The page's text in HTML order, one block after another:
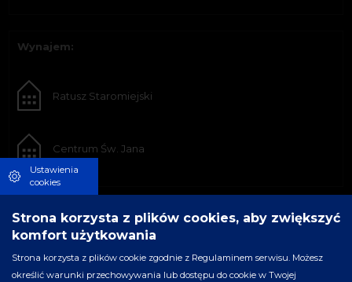
Wynajem:
Ratusz Staromiejski
Centrum Św. Jana
Ustawienia
cookies
Strona korzysta z plików cookies, aby zwiększyć
komfort użytkowania
Strona korzysta z plików cookie zgodnie z Regulaminem serwisu. Możesz
określić warunki przechowywania lub dostępu do cookie w Twojej